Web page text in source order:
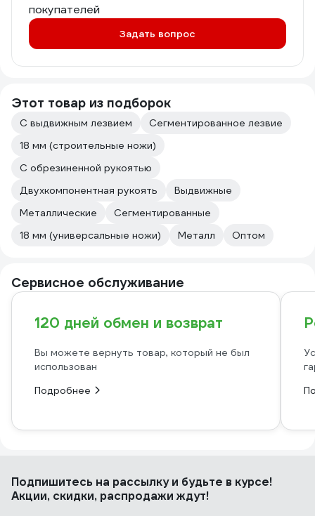
покупателей
Задать вопрос
Этот товар из подборок
С выдвижным лезвием
Сегментированное лезвие
18 мм (строительные ножи)
С обрезиненной рукоятью
Двухкомпонентная рукоять
Выдвижные
Металлические
Сегментированные
18 мм (универсальные ножи)
Металл Оптом
Сервисное обслуживание
120 дней обмен и возврат
Вы можете вернуть товар, который не был
использован
Подробнее
Подпишитесь на рассылкуи будьте в курсе!
Акции, скидки, распродажи ждут!